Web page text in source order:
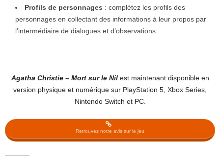
Profils de personnages : complétez les profils des
personnages en collectant des informations à leur propos par
l’intermédiaire de dialogues et d’observations.
Agatha Christie – Mort sur le Nilest maintenant disponible en
version physique et numérique sur PlayStation 5, Xbox Series,
Nintendo Switch et PC.
Retrouvez notre avis sur le jeu